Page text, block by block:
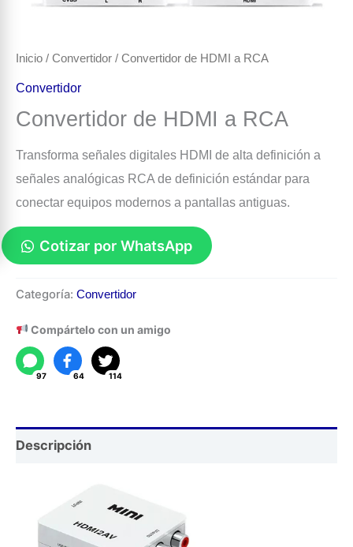
Inicio / Convertidor / Convertidor de HDMI a RCA
Convertidor
Convertidor de HDMI a RCA
Transforma señales digitales HDMI de alta definición a
señales analógicas RCA de definición estándar para
conectar equipos modernos a pantallas antiguas.
Cotizar por WhatsApp
de
HDMI
a
RCA
Categoría: Convertidor
Compártelo con un amigo
97 64 114
Descripción